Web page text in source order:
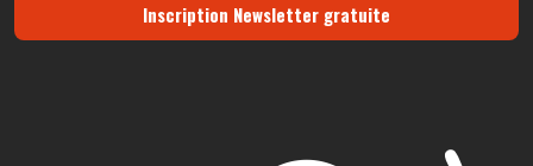
Inscription Newsletter gratuite